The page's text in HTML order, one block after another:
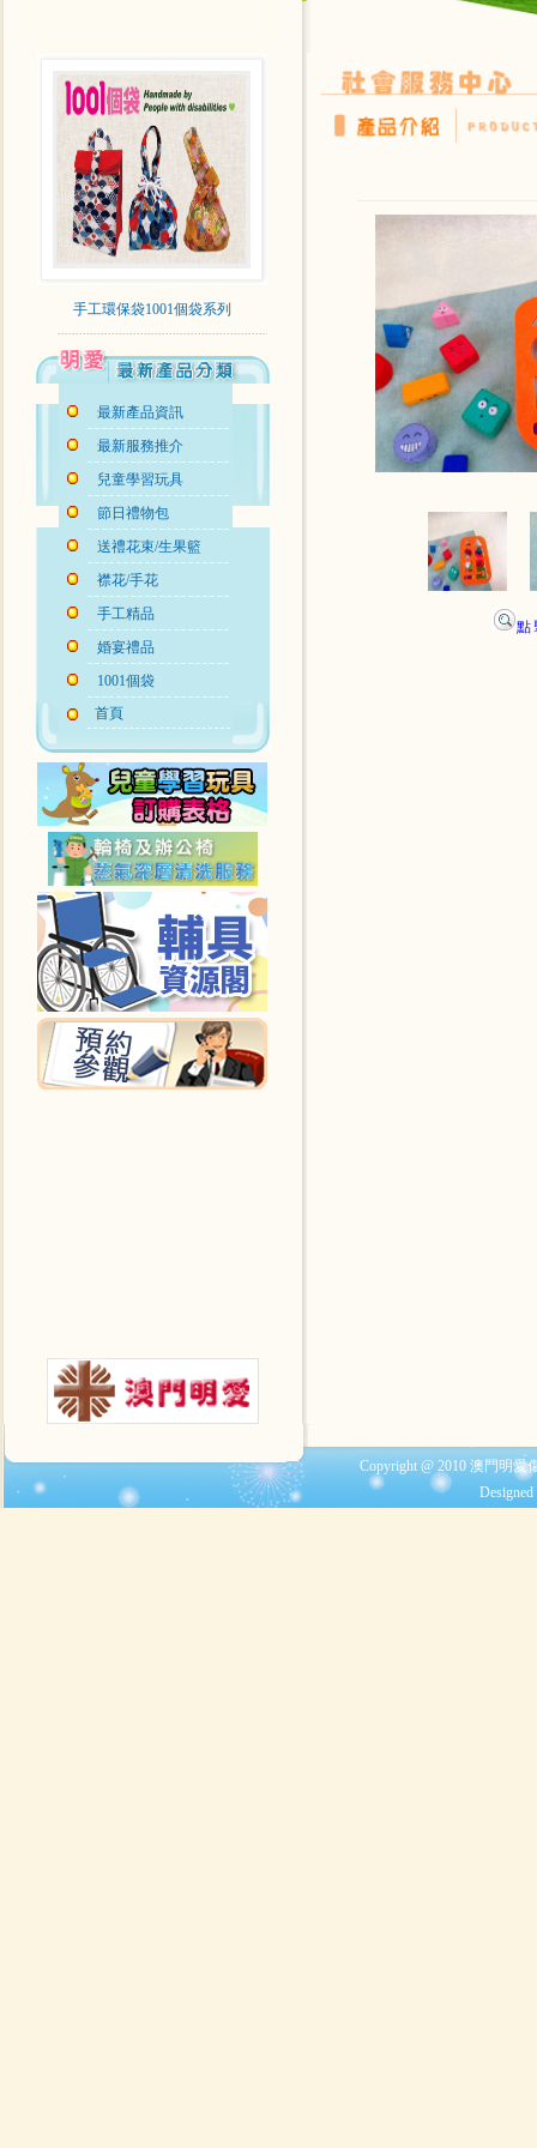
手工環保袋1001個袋系列
最新產品資訊
最新服務推介
兒童學習玩具
節日禮物包
送禮花束/生果籃
襟花/手花
手工精品
婚宴禮品
1001個袋
首頁
點
Copyright @ 2010 澳門明愛